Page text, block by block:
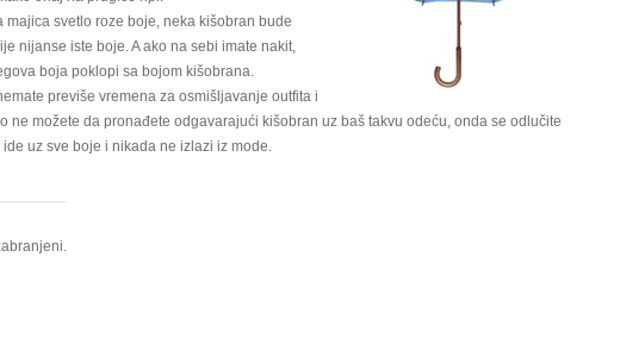
majica svetlo roze boje, neka kišobran bude
nijanse iste boje. A ako na sebi imate nakit,
boja poklopi sa bojom kišobrana.
previše vremena za osmišljavanje outfita i
ne možete da pronađete odgavarajući kišobran uz baš takvu odeću, onda se odlučite
ide uz sve boje i nikada ne izlazi iz mode.